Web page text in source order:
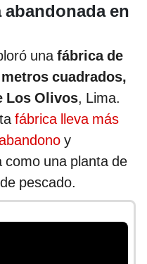
en
unafábrica de
cuadrados,
Los Olivos, Lima.
fábrica lleva más
y
una planta de
pescado.